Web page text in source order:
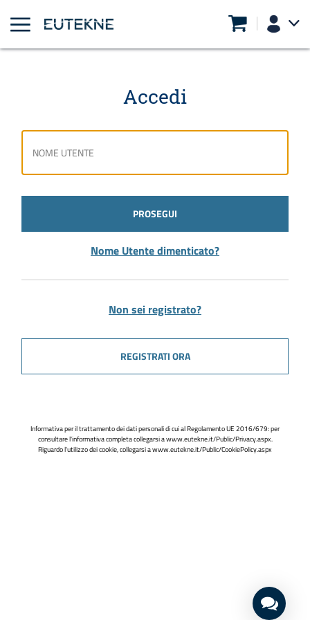
Accedi
PROSEGUI
Nome Utente dimenticato?
Non sei registrato?
REGISTRATI ORA
Informativa per il trattamento dei dati personali di cui al Regolamento UE 2016/679: per
consultare l'informativa completa collegarsi awww.eutekne.it/Public/Privacy.aspx.
Riguardo l'utilizzo dei cookie, collegarsi awww.eutekne.it/Public/CookiePolicy.aspx